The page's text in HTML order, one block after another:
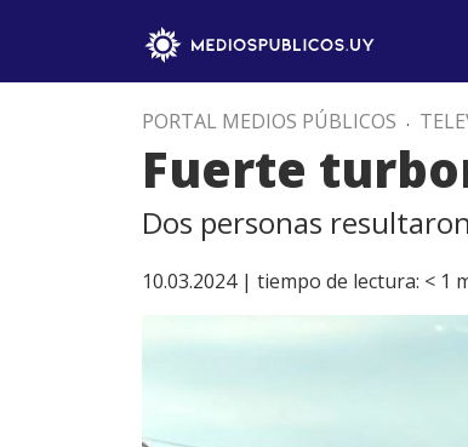
PORTAL MEDIOS PÚBLICOS .
Fuerte
Dos personas
10.03.2024 | tiempo de lectura: < 1